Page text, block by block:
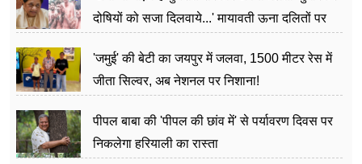
दोषियों को सजा दिलवाये...' मायावती ऊना दलितों पर
'जमुई' की बेटी का जयपुर में जलवा, 1500 मीटर रेस में
जीता सिल्वर, अब नेशनल पर निशाना!
पीपल बाबा की 'पीपल की छांव में' से पर्यावरण दिवस पर
निकलेगा हरियाली का रास्ता